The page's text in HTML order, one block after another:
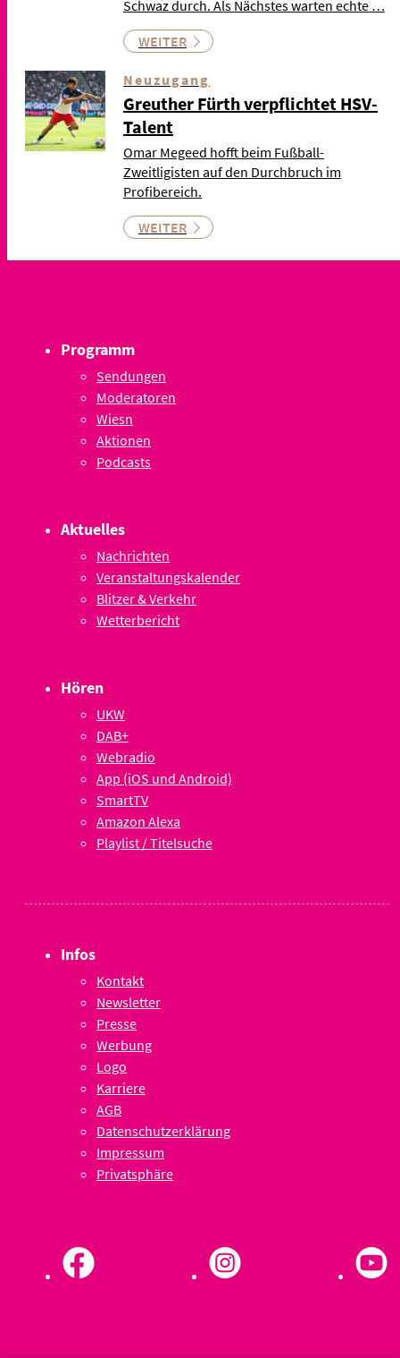
Schwaz durch. Als Nächstes warten echte …
WEITER
Neuzugang
Greuther Fürth verpflichtet HSV-
Talent
Omar Megeed hofft beim Fußball-
Zweitligisten auf den Durchbruch im
Profibereich.
WEITER
Programm
Sendungen
Moderatoren
Wiesn
Aktionen
Podcasts
Aktuelles
Nachrichten
Veranstaltungskalender
Blitzer & Verkehr
Wetterbericht
Hören
UKW
DAB+
Webradio
App (iOS und Android)
SmartTV
Amazon Alexa
Playlist / Titelsuche
Infos
Kontakt
Newsletter
Presse
Werbung
Logo
Karriere
AGB
Datenschutzerklärung
Impressum
Privatsphäre